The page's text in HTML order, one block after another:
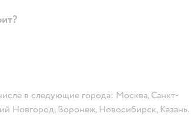
в следующие города: Москва, Санкт-
Новгород, Воронеж, Новосибирск, Казань.